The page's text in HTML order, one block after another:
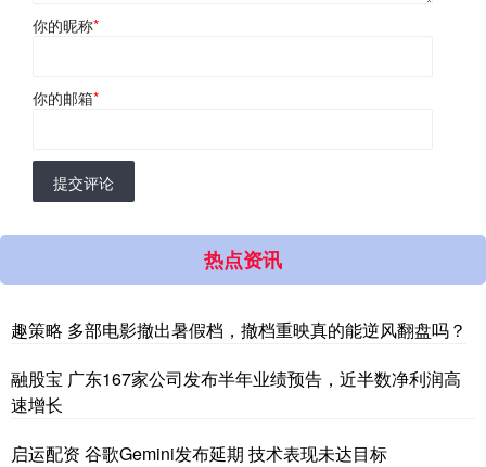
你的昵称*
你的邮箱*
提交评论
热点资讯
趣策略 多部电影撤出暑假档，撤档重映真的能逆风翻盘吗？
融股宝 广东167家公司发布半年业绩预告，近半数净利润高
速增长
启运配资 谷歌Gemini发布延期 技术表现未达目标